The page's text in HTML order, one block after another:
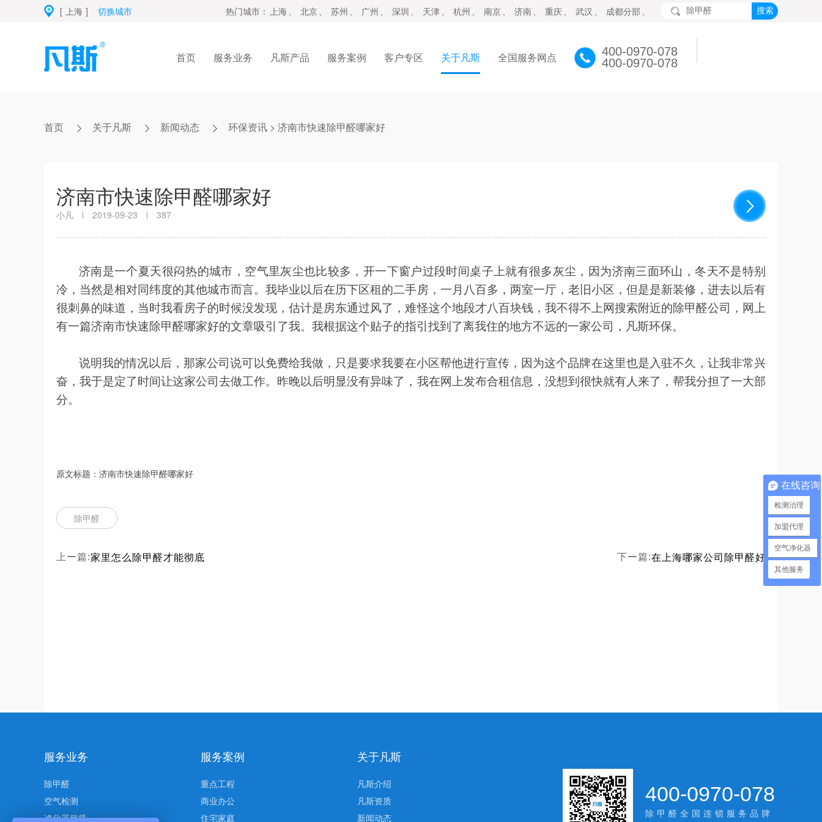
[ 上海 ] 切换城市 热门城市： 上海 、 北京 、 苏州 、 广州 、 深圳 、 天津 、 杭州 、 南京 、 济南 、 重庆 、 武汉 、 成都分部 、
400-0970-078
400-0970-078
首页 服务业务 凡斯产品 服务案例 客户专区 关于凡斯 全国服务网点
首页 关于凡斯 新闻动态 环保资讯 > 济南市快速除甲醛哪家好
济南市快速除甲醛哪家好
小凡 2019-09-23 387
济南是一个夏天很闷热的城市，空气里灰尘也比较多，开一下窗户过段时间桌子上就有很多灰尘，因为济南三面环山，冬天不是特别
冷，当然是相对同纬度的其他城市而言。我毕业以后在历下区租的二手房，一月八百多，两室一厅，老旧小区，但是是新装修，进去以后有
很刺鼻的味道，当时我看房子的时候没发现，估计是房东通过风了，难怪这个地段才八百块钱，我不得不上网搜索附近的除甲醛公司，网上
有一篇济南市快速除甲醛哪家好的文章吸引了我。我根据这个贴子的指引找到了离我住的地方不远的一家公司，凡斯环保。
说明我的情况以后，那家公司说可以免费给我做，只是要求我要在小区帮他进行宣传，因为这个品牌在这里也是入驻不久，让我非常兴
奋，我于是定了时间让这家公司去做工作。昨晚以后明显没有异味了，我在网上发布合租信息，没想到很快就有人来了，帮我分担了一大部
分。
原文标题：济南市快速除甲醛哪家好
除甲醛
上ー篇:家里怎么除甲醛才能彻底 下ー篇:在上海哪家公司除甲醛好
服务业务
除甲醛
空气检测
净化器租赁
服务案例
重点工程
商业办公
住宅家庭
关于凡斯
凡斯介绍
凡斯资质
新闻动态
400-0970-078
除甲醛全国连锁服务品牌
在线咨询
检测治理
加盟代理
空气净化器
其他服务